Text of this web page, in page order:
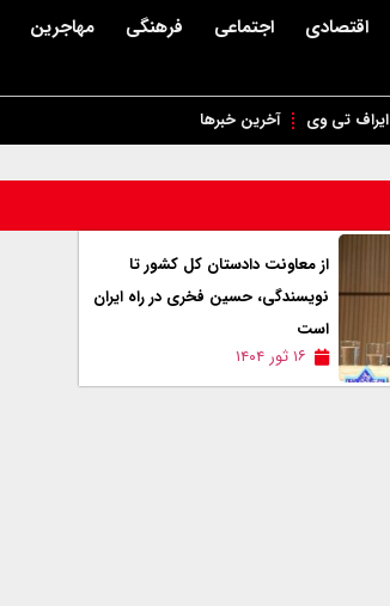
اقتصادی اجتماعی فرهنگی مهاجرین
ایراف تی وی آخرین خبرها
از معاونت دادستان کل کشور تا
نویسندگی، حسین فخری در راه ایران
است
۱۶ ثور ۱۴۰۴